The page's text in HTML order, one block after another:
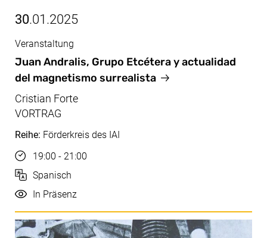
30.01.2025
Jan, 30.01.2025
Juan Andralis, Grupo Etcétera y actualidad
del magnetismo surrealista
Veranstaltung
Cristian Forte
VORTRAG
Reihe: Förderkreis des IAI
Uhrzeit
19:00 - 21:00
Sprache
Spanisch
Durchführung
In Präsenz